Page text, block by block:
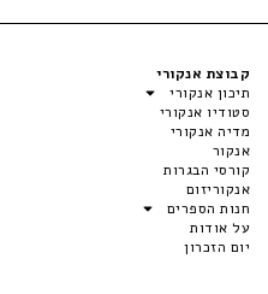
קבוצת אנקורי
תיכון אנקורי
סטודיו אנקורי
מדיה אנקורי
אנקור
קורסי הבגרות
אנקוריזום
חנות הספרים
על אודות
יום הזכרון